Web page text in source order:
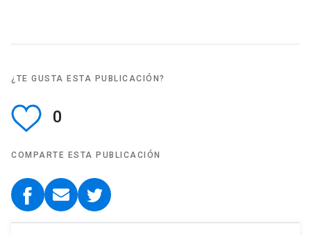
¿TE GUSTA ESTA PUBLICACIÓN?
0
COMPARTE ESTA PUBLICACIÓN